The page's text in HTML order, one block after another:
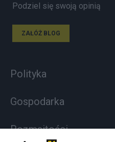
Podziel się swoją opinią
ZAŁÓŻ BLOG
Polityka
Gospodarka
Rozmaitości